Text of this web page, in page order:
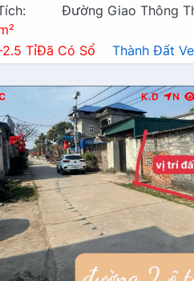
Đường Giao Thông
TỉĐã Có Sổ Thành Đất
K.D N